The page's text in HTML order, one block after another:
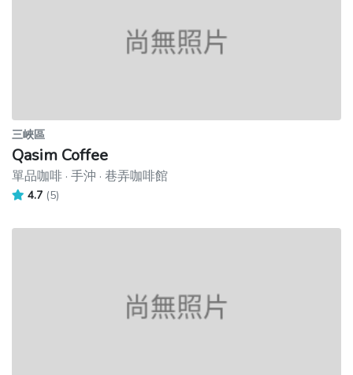
三峽區
Qasim Coffee
單品咖啡 · 手沖 · 巷弄咖啡館
4.7 (5)